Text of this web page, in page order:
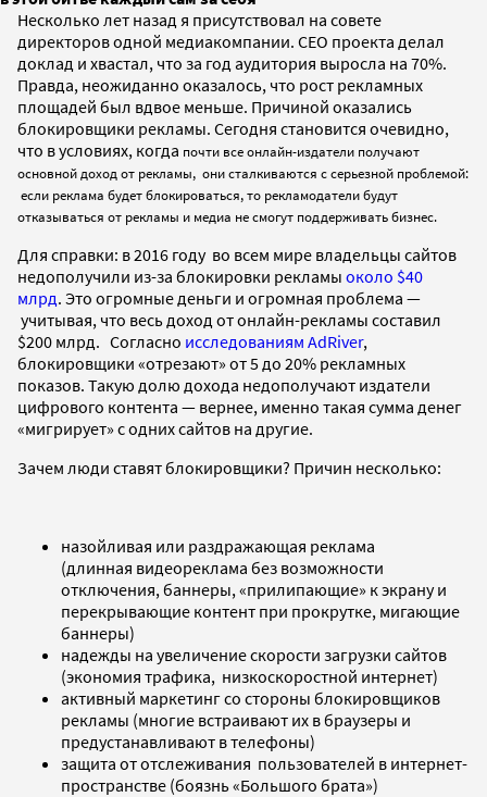
Несколько лет назад я присутствовал на совете
директоров одной медиакомпании. CEO проекта делал
доклад и хвастал, что за год аудитория выросла на 70%.
Правда, неожиданно оказалось, что рост рекламных
площадей был вдвое меньше. Причиной оказались
блокировщики рекламы. Сегодня становится очевидно,
что в условиях, когда почти все онлайн-издатели получают
основной доход от рекламы, они сталкиваются с серьезной проблемой:
если реклама будет блокироваться, то рекламодатели будут
отказываться от рекламы и медиа не смогут поддерживать бизнес.
Для справки: в 2016 году во всем мире владельцы сайтов
недополучили из-за блокировки рекламы около $40
млрд. Это огромные деньги и огромная проблема —
учитывая, что весь доход от онлайн-рекламы составил
$200 млрд. Согласно исследованиям AdRiver,
блокировщики «отрезают» от 5 до 20% рекламных
показов. Такую долю дохода недополучают издатели
цифрового контента — вернее, именно такая сумма денег
«мигрирует» с одних сайтов на другие.
Зачем люди ставят блокировщики? Причин несколько:
назойливая или раздражающая реклама
(длинная видеореклама без возможности
отключения, баннеры, «прилипающие» к экрану и
перекрывающие контент при прокрутке, мигающие
баннеры)
надежды на увеличение скорости загрузки сайтов
(экономия трафика, низкоскоростной интернет)
активный маркетинг со стороны блокировщиков
рекламы (многие встраивают их в браузеры и
предустанавливают в телефоны)
защита от отслеживания пользователей в интернет-
пространстве (боязнь «Большого брата»)